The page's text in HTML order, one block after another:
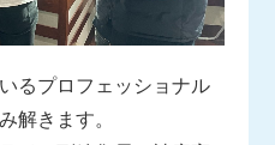
るプロフェッショナル
解きます。